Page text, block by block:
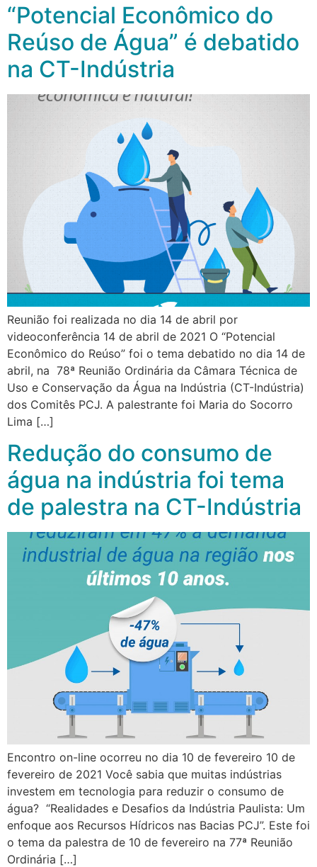
“Potencial Econômico do
Reúso de Água” é debatido
na CT-Indústria
Reunião foi realizada no dia 14 de abril por
videoconferência 14 de abril de 2021 O “Potencial
Econômico do Reúso” foi o tema debatido no dia 14 de
abril, na 78ª Reunião Ordinária da Câmara Técnica de
Uso e Conservação da Água na Indústria (CT-Indústria)
dos Comitês PCJ. A palestrante foi Maria do Socorro
Lima […]
Redução do consumo de
água na indústria foi tema
de palestra na CT-Indústria
Encontro on-line ocorreu no dia 10 de fevereiro 10 de
fevereiro de 2021 Você sabia que muitas indústrias
investem em tecnologia para reduzir o consumo de
água? “Realidades e Desafios da Indústria Paulista: Um
enfoque aos Recursos Hídricos nas Bacias PCJ”. Este foi
o tema da palestra de 10 de fevereiro na 77ª Reunião
Ordinária […]